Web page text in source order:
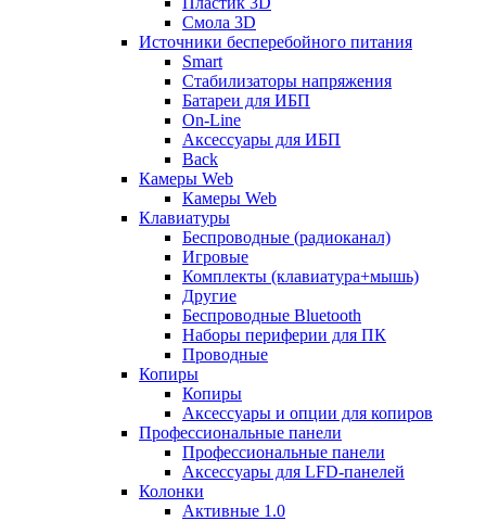
Смола 3D
Источники бесперебойного питания
Smart
Стабилизаторы напряжения
Батареи для ИБП
On-Line
Аксессуары для ИБП
Back
Камеры Web
Камеры Web
Клавиатуры
Беспроводные (радиоканал)
Игровые
Комплекты (клавиатура+мышь)
Другие
Беспроводные Bluetooth
Наборы периферии для ПК
Проводные
Копиры
Копиры
Аксессуары и опции для копиров
Профессиональные панели
Профессиональные панели
Аксессуары для LFD-панелей
Колонки
Активные 1.0